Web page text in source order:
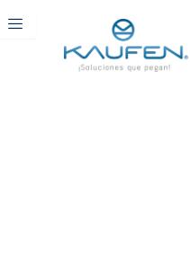
al
contenido